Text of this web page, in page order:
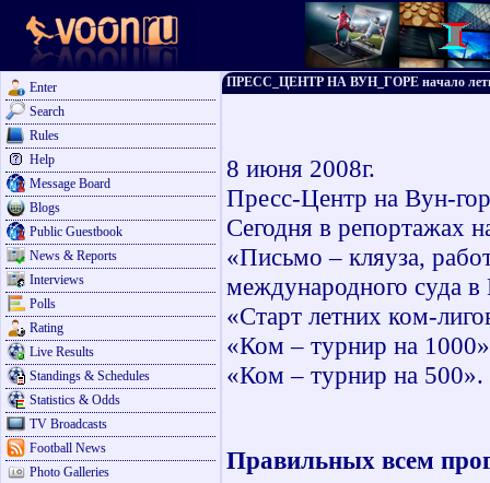
Enter
Search
Rules
Help
Message Board
Blogs
Public Guestbook
News & Reports
Interviews
Polls
Rating
Live Results
Standings & Schedules
Statistics & Odds
TV Broadcasts
Football News
Photo Galleries
ПРЕСС_ЦЕНТР НА ВУН_ГОРЕ начало
8 июня 2008г.
Пресс-Центр на Вун-
Сегодня в репортажах
«Письмо – кляуза,
международного суда в
«Старт летних ком-
«Ком – турнир на
«Ком – турнир на 500».
Правильных всем